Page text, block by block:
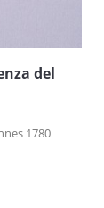
del
1780